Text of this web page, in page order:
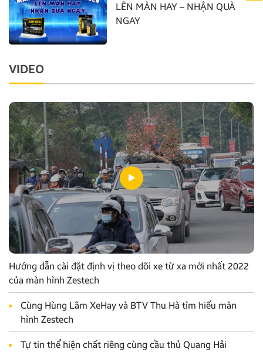
LÊN MÀN HAY – NHẬN QUÀ
NGAY
VIDEO
Hướng dẫn cài đặt định vị theo dõi xe từ xa mới nhất 2022
của màn hình Zestech
Cùng Hùng Lâm XeHay và BTV Thu Hà tìm hiểu màn
hình Zestech
Tự tin thể hiện chất riêng cùng cầu thủ Quang Hải